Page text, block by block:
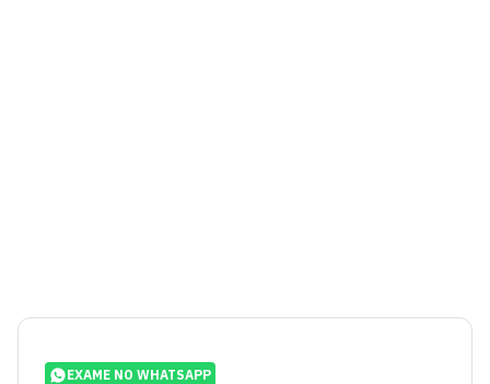
EXAME NO WHATSAPP